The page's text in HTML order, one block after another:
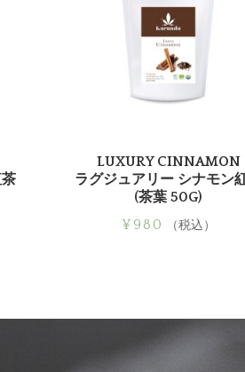
LUXURY CINNAMON
ラグジュアリー シナモン
(茶葉 50G)
¥ 980 （税込）